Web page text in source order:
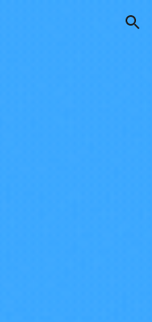
Skip to navigation